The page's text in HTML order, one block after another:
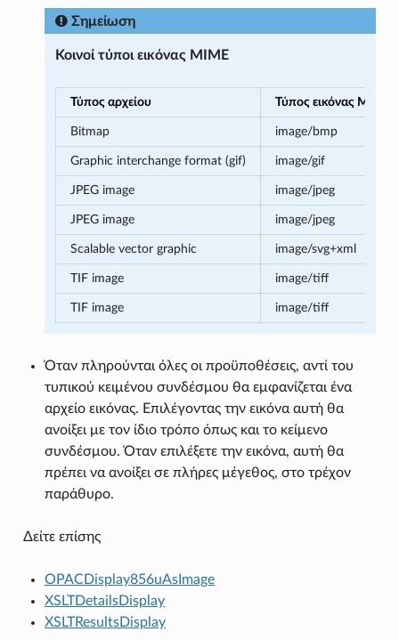
Σημείωση
Κοινοί τύποι εικόνας MIME
Τύπος αρχείου Τύπος εικόνας MIME
Bitmap image/bmp
Graphic interchange format (gif) image/gif
JPEG image image/jpeg
JPEG image image/jpeg
Scalable vector graphic image/svg+xml
TIF image image/tiff
TIF image image/tiff
Όταν πληρούνται όλες οι προϋποθέσεις, αντί του
τυπικού κειμένου συνδέσμου θα εμφανίζεται ένα
αρχείο εικόνας. Επιλέγοντας την εικόνα αυτή θα
ανοίξει με τον ίδιο τρόπο όπως και το κείμενο
συνδέσμου. Όταν επιλέξετε την εικόνα, αυτή θα
πρέπει να ανοίξει σε πλήρες μέγεθος, στο τρέχον
παράθυρο.
Δείτε επίσης
OPACDisplay856uAsImage
XSLTDetailsDisplay
XSLTResultsDisplay